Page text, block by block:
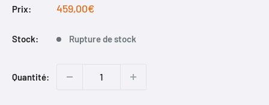
Prix:
Prix
459,00€
Stock: Rupture de stock
Quantité: